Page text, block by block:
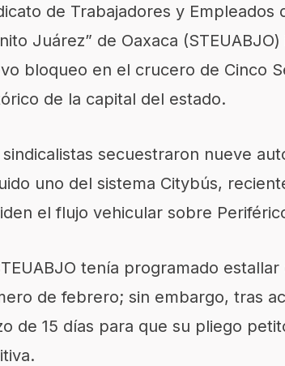
de Trabajadores y Empleados
Juárez” de Oaxaca
bloqueo en el crucero de Cinco
de la capital del estado.
sindicalistas secuestraron nueve
uno del sistema Citybús,
el flujo vehicular sobre
tenía programado
de febrero; sin embargo, tras
de 15 días para que su pliego